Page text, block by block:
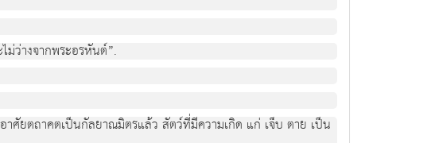
ม่ว่างจากพระอรหันต์”.
ศัยตถาคตเป็นกัลยาณมิตรแล้ว สัตว์ที่มีความเกิด แก่ เจ็บ ตาย เป็น